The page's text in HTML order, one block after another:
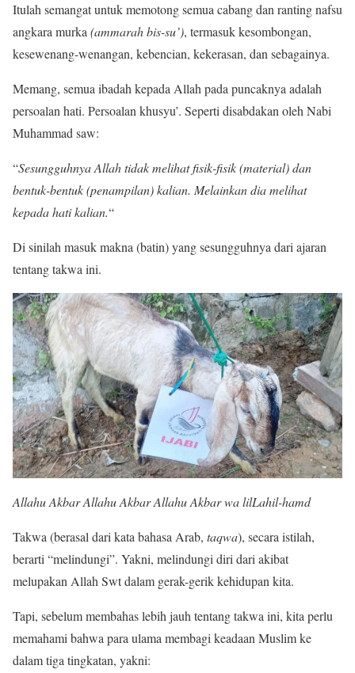
Itulah semangat untuk memotong semua cabang dan ranting nafsu
angkara murka (ammarah bis-su’), termasuk kesombongan,
kesewenang-wenangan, kebencian, kekerasan, dan sebagainya.
Memang, semua ibadah kepada Allah pada puncaknya adalah
persoalan hati. Persoalan khusyu’. Seperti disabdakan oleh Nabi
Muhammad saw:
“Sesungguhnya Allah tidak melihat fisik-fisik (material) dan
bentuk-bentuk (penampilan) kalian. Melainkan dia melihat
kepada hati kalian.“
Di sinilah masuk makna (batin) yang sesungguhnya dari ajaran
tentang takwa ini.
Allahu Akbar Allahu Akbar Allahu Akbar wa lilLahil-hamd
Takwa (berasal dari kata bahasa Arab, taqwa), secara istilah,
berarti “melindungi”. Yakni, melindungi diri dari akibat
melupakan Allah Swt dalam gerak-gerik kehidupan kita.
Tapi, sebelum membahas lebih jauh tentang takwa ini, kita perlu
memahami bahwa para ulama membagi keadaan Muslim ke
dalam tiga tingkatan, yakni: